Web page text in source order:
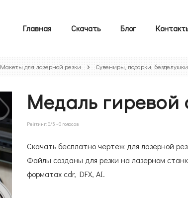
Главная Скачать Блог
Макеты для лазерной резки Сувениры, подарки,
Медаль гиревой
Рейтинг:0/5 -0 голосов
Скачать бесплатно чертеж для лазерной
Файлы созданы для резки на лазерном
форматах cdr, DFX, AI.